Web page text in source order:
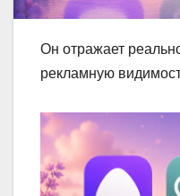
Он отражает
рекламную